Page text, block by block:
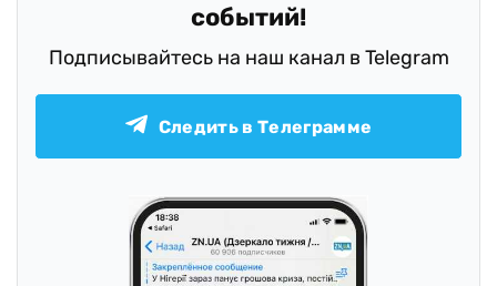
событий!
Подписывайтесь на наш канал в Telegram
Следить в Телеграмме